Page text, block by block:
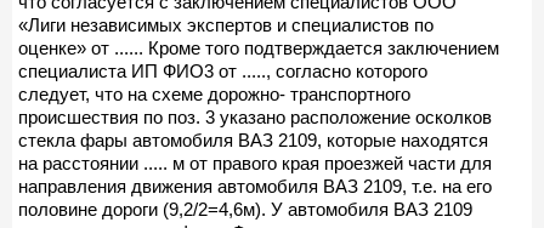
«Лиги независимых экспертов и специалистов по
оценке» от ...... Кроме того подтверждается заключением
специалиста ИП ФИО3 от ....., согласно которого
следует, что на схеме дорожно- транспортного
происшествия по поз. 3 указано расположение осколков
стекла фары автомобиля ВАЗ 2109, которые находятся
на расстоянии ..... м от правого края проезжей части для
направления движения автомобиля ВАЗ 2109, т.е. на его
половине дороги (9,2/2=4,6м). У автомобиля ВАЗ 2109